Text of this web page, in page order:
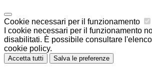
Cookie necessari per il funzionamento
I cookie necessari per il funzionamento
disabilitati. È possibile consultare
cookie policy.
Accetta tutti Salva le preferenze